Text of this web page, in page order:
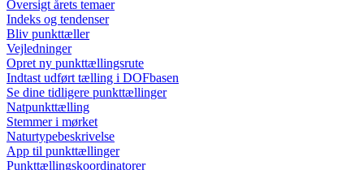
Oversigt årets temaer
Indeks og tendenser
Bliv punkttæller
Vejledninger
Opret ny punkttællingsrute
Indtast udført tælling i DOFbasen
Se dine tidligere punkttællinger
Natpunkttælling
Stemmer i mørket
Naturtypebeskrivelse
App til punkttællinger
Punkttællingskoordinatorer